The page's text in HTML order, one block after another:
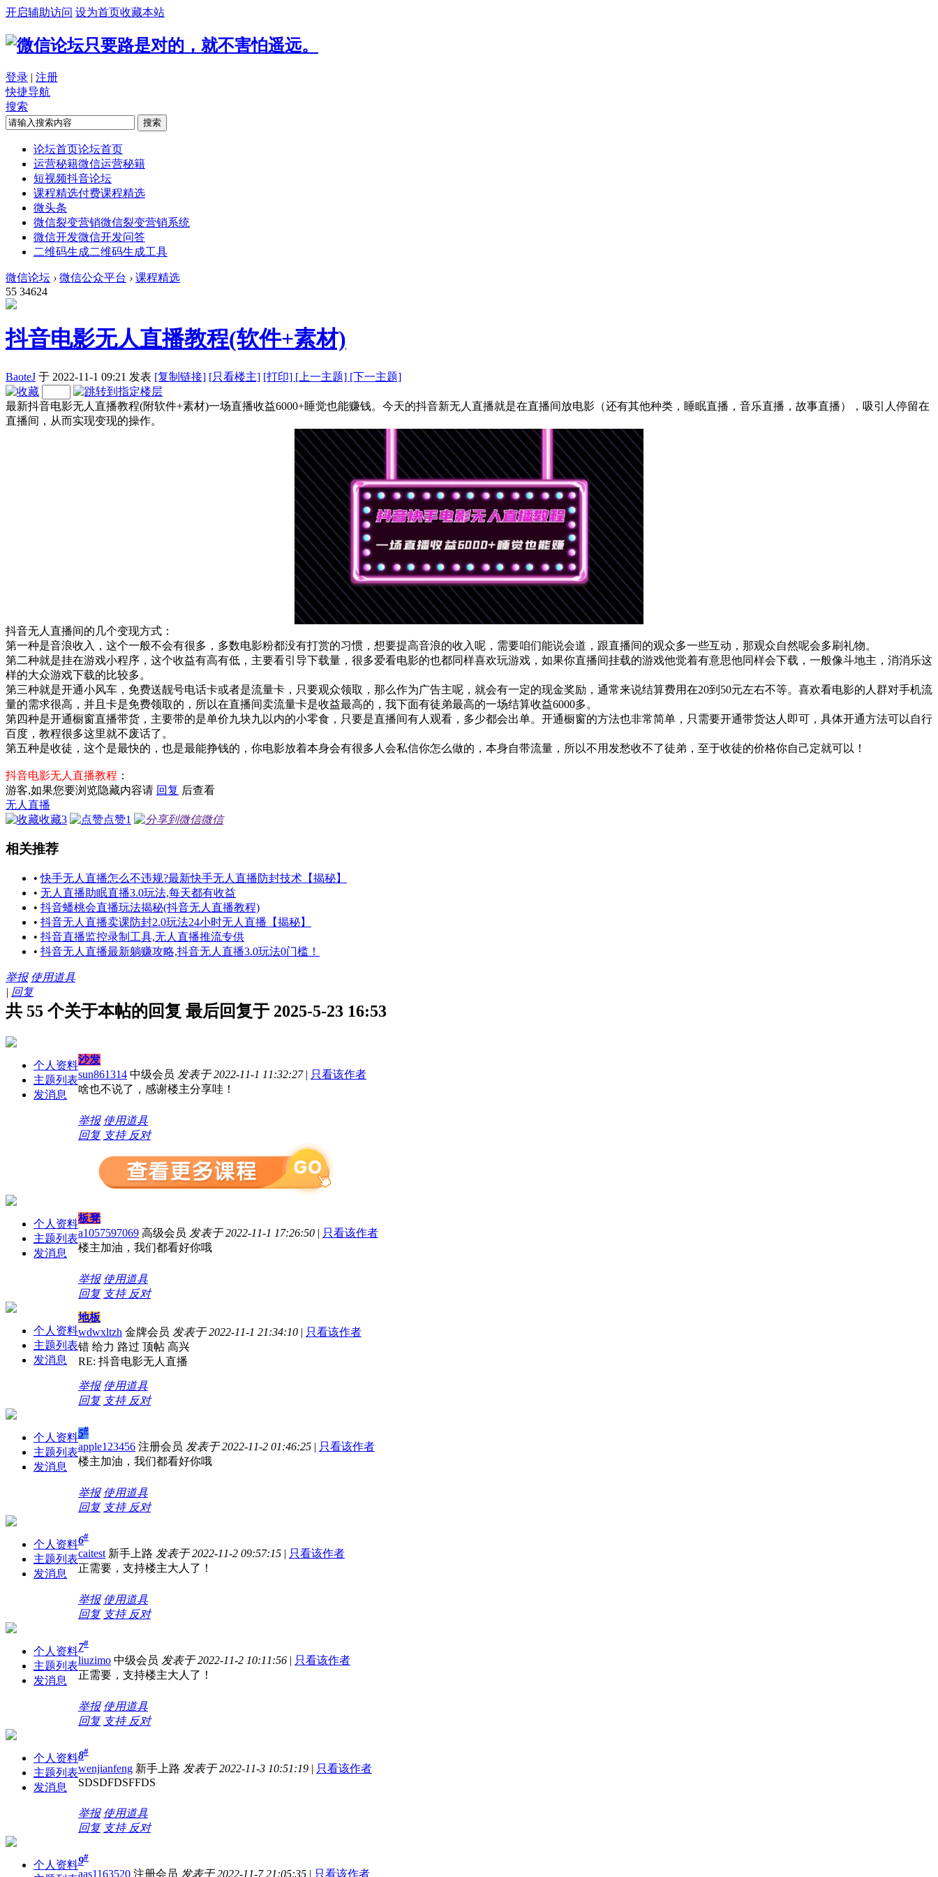
开启辅助访问 设为首页收藏本站
只要路是对的，就不害怕遥远。
登录 | 注册
快捷导航
搜索
搜索
论坛首页论坛首页
运营秘籍微信运营秘籍
短视频抖音论坛
课程精选付费课程精选
微头条
微信裂变营销微信裂变营销系统
微信开发微信开发问答
二维码生成二维码生成工具
微信论坛 › 微信公众平台 › 课程精选
55 34624
抖音电影无人直播教程(软件+素材)
BaoteJ 于 2022-11-1 09:21 发表 [复制链接] [只看楼主] [打印] [上一主题] [下一主题]
最新抖音电影无人直播教程(附软件+素材)一场直播收益6000+睡觉也能赚钱。今天的抖音新无人直播就是在直播间放电影（还有其他种类，睡眠直播，音乐直播，故事直播），吸引人停留在
直播间，从而实现变现的操作。
抖音无人直播间的几个变现方式：
第一种是音浪收入，这个一般不会有很多，多数电影粉都没有打赏的习惯，想要提高音浪的收入呢，需要咱们能说会道，跟直播间的观众多一些互动，那观众自然呢会多刷礼物。
第二种就是挂在游戏小程序，这个收益有高有低，主要看引导下载量，很多爱看电影的也都同样喜欢玩游戏，如果你直播间挂载的游戏他觉着有意思他同样会下载，一般像斗地主，消消乐这
样的大众游戏下载的比较多。
第三种就是开通小风车，免费送靓号电话卡或者是流量卡，只要观众领取，那么作为广告主呢，就会有一定的现金奖励，通常来说结算费用在20到50元左右不等。喜欢看电影的人群对手机流
量的需求很高，并且卡是免费领取的，所以在直播间卖流量卡是收益最高的，我下面有徒弟最高的一场结算收益6000多。
第四种是开通橱窗直播带货，主要带的是单价九块九以内的小零食，只要是直播间有人观看，多少都会出单。开通橱窗的方法也非常简单，只需要开通带货达人即可，具体开通方法可以自行
百度，教程很多这里就不废话了。
第五种是收徒，这个是最快的，也是最能挣钱的，你电影放着本身会有很多人会私信你怎么做的，本身自带流量，所以不用发愁收不了徒弟，至于收徒的价格你自己定就可以！
抖音电影无人直播教程 ：
游客,如果您要浏览隐藏内容请 回复 后查看
无人直播
收藏3 点赞1 微信
相关推荐
•快手无人直播怎么不违规?最新快手无人直播防封技术【揭秘】
• 无人直播助眠直播3.0玩法,每天都有收益
• 抖音蟠桃会直播玩法揭秘(抖音无人直播教程)
• 抖音无人直播卖课防封2.0玩法24小时无人直播【揭秘】
• 抖音直播监控录制工具,无人直播推流专供
• 抖音无人直播最新躺赚攻略,抖音无人直播3.0玩法0门槛！
举报 使用道具
| 回复
共 55 个关于本帖的回复 最后回复于 2025-5-23 16:53
个人资料
主题列表
发消息
沙发
sun861314 中级会员 发表于 2022-11-1 11:32:27 | 只看该作者
啥也不说了，感谢楼主分享哇！
举报 使用道具
回复 支持 反对
个人资料
主题列表
发消息
板凳
a1057597069 高级会员 发表于 2022-11-1 17:26:50 | 只看该作者
楼主加油，我们都看好你哦
举报 使用道具
回复 支持 反对
个人资料
主题列表
发消息
地板
wdwxltzh 金牌会员 发表于 2022-11-1 21:34:10 | 只看该作者
错 给力 路过 顶帖 高兴
RE: 抖音电影无人直播
举报 使用道具
回复 支持 反对
个人资料
主题列表
发消息
5#
apple123456 注册会员 发表于 2022-11-2 01:46:25 | 只看该作者
楼主加油，我们都看好你哦
举报 使用道具
回复 支持 反对
个人资料
主题列表
发消息
6#
caitest 新手上路 发表于 2022-11-2 09:57:15 | 只看该作者
正需要，支持楼主大人了！
举报 使用道具
回复 支持 反对
个人资料
主题列表
发消息
7#
liuzimo 中级会员 发表于 2022-11-2 10:11:56 | 只看该作者
正需要，支持楼主大人了！
举报 使用道具
回复 支持 反对
个人资料
主题列表
发消息
8#
wenjianfeng 新手上路 发表于 2022-11-3 10:51:19 | 只看该作者
SDSDFDSFFDS
举报 使用道具
回复 支持 反对
个人资料9#
aas1163520 注册会员 发表于 2022-11-7 21:05:35 | 只看该作者